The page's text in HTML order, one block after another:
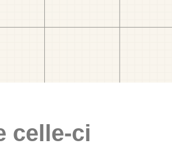
celle-ci